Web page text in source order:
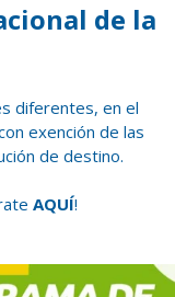
de la
diferentes, en el
exención de las
de destino.
AQUÍ!